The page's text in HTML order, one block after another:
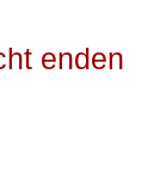
enden